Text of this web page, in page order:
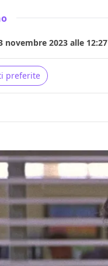
novembre 2023 alle 12:27
preferite